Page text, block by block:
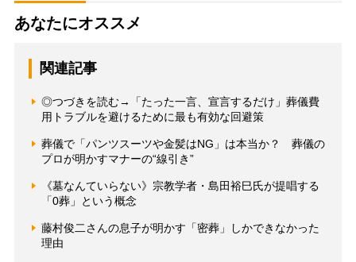
あなたにオススメ
関連記事
◎つづきを読む→「たった一言、宣言するだけ」葬儀費
用トラブルを避けるために最も有効な回避策
葬儀で「パンツスーツや金髪はNG」は本当か？ 葬儀の
プロが明かすマナーの“線引き”
《墓なんていらない》宗教学者・島田裕巳氏が提唱する
「0葬」という概念
藤村俊二さんの息子が明かす「密葬」しかできなかった
理由